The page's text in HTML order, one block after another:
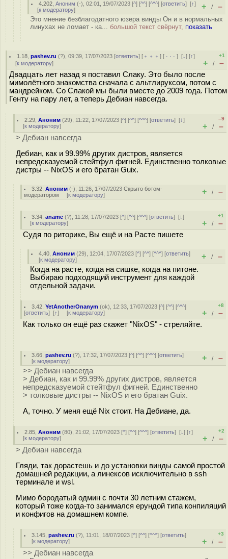
4.202 ,Аноним (-), 02:01, 19/07/2023 [^] [^^] [^^^] [ответить][↑]
[к модератору] + / –
Это мнение безблагодатного юзера винды Он и в нормальных
линухах не ломает - ка... большой текст свёрнут, показать
1.18 ,pashev.ru (?), 09:39, 17/07/2023 [ответить] [ ﹢﹢﹢] [ · · ·][↓] [↑]
[к модератору]
+1
+ / –
Двадцать лет назад я поставил Слаку. Это было после
мимолётного знакомства сначала с альтлируксом, потом с
мандрейком. Со Слакой мы были вместе до 2009 года. Потом
Генту на пару лет, а теперь Дебиан навсегда.
2.29 ,Аноним (29), 11:22, 17/07/2023 [^] [^^] [^^^] [ответить][↓]
[к модератору]
–9
+ / –
> Дебиан навсегда
Дебиан, как и 99.99% других дистров, является
непредсказуемой стейтфул фигней. Единственно толковые
дистры -- NixOS и его братан Guix.
3.32 ,Аноним (-), 11:26, 17/07/2023Скрыто ботом-
модератором [к модератору] + / –
3.34 ,aname (?), 11:28, 17/07/2023 [^] [^^] [^^^] [ответить][↓]
[к модератору]
+1
+ / –
Судя по риторике, Вы ещё и на Расте пишете
4.40 ,Аноним (29), 12:04, 17/07/2023 [^] [^^] [^^^] [ответить]
[к модератору] + / –
Когда на расте, когда на сишке, когда на питоне.
Выбираю подходящий инструмент для каждой
отдельной задачи.
3.42 ,YetAnotherOnanym (ok), 12:33, 17/07/2023 [^] [^^] [^^^]
[ответить] [↑] [к модератору]
+8
+ / –
Как только он ещё раз скажет "NixOS" - стреляйте.
3.66 ,pashev.ru (?), 17:32, 17/07/2023 [^] [^^] [^^^] [ответить]
[к модератору] + / –
>> Дебиан навсегда
> Дебиан, как и 99.99% других дистров, является
непредсказуемой стейтфул фигней. Единственно
> толковые дистры -- NixOS и его братан Guix.
А, точно. У меня ещё Nix стоит. На Дебиане, да.
2.85 ,Аноним (80), 21:02, 17/07/2023 [^] [^^] [^^^] [ответить][↓] [↑]
[к модератору]
+2
+ / –
> Дебиан навсегда
Гляди, так дорастешь и до установки винды самой простой
домашней редакции, а линексов исключительно в ssh
терминале и wsl.
Мимо бородатый одмин с почти 30 летним стажем,
который тоже когда-то занимался ерундой типа конпиляций
и конфигов на домашнем компе.
3.145 ,pashev.ru (?), 11:01, 18/07/2023 [^] [^^] [^^^] [ответить]
[к модератору]
+3
+ / –
>> Дебиан навсегда